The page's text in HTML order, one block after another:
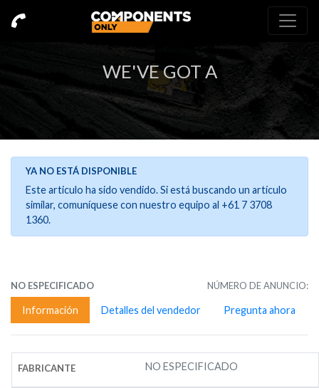
WE'VE GOT A
YA NO ESTÁ DISPONIBLE
Este articulo ha sido vendido. Si está buscando un artículo
similar, comuníquese con nuestro equipo al +61 7 3708
1360.
NO ESPECIFICADO NÚMERO DE ANUNCIO:
Información Detalles del vendedor Pregunta ahora
FABRICANTE NO ESPECIFICADO